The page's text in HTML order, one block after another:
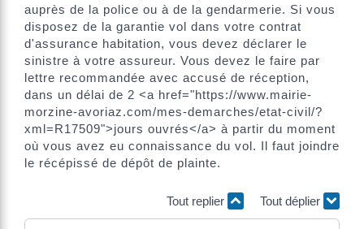
auprès de la police ou à de la gendarmerie. Si vous
disposez de la garantie vol dans votre contrat
d'assurance habitation, vous devez déclarer le
sinistre à votre assureur. Vous devez le faire par
lettre recommandée avec accusé de réception,
dans un délai de 2 <a href="https://www.mairie-
morzine-avoriaz.com/mes-demarches/etat-civil/?
xml=R17509">jours ouvrés</a> à partir du moment
où vous avez eu connaissance du vol. Il faut joindre
le récépissé de dépôt de plainte.
Tout replier Tout déplier